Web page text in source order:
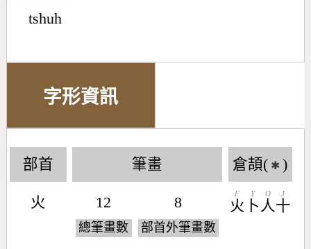
tshuh
字形資訊
部首
火
筆畫
12
總筆畫數
8
部首外筆畫數
倉頡( ✱ )
火
F
卜
Y
人
O
十
J